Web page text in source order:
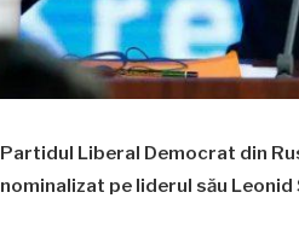
Partidul Liberal Democrat din
nominalizat pe liderul său